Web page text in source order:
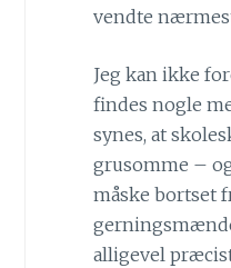
vendte
Jeg kan ikke
findes nogle
synes, at
grusomme –
måske bortset
alligevel